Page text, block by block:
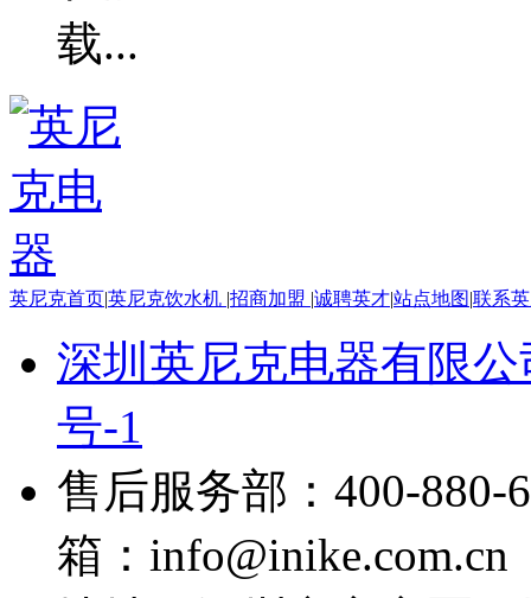
英尼克首页|英尼克饮水机 |招商加盟 |诚聘英才|站点地图|联系
深圳英尼克电器有限
号-1
售后服务部：400-880-
箱：info@inike.com.cn